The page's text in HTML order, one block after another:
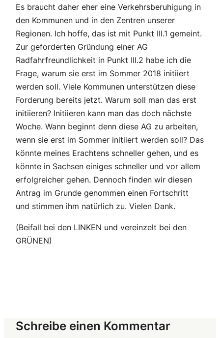
Es braucht daher eher eine Verkehrsberuhigung in
den Kommunen und in den Zentren unserer
Regionen. Ich hoffe, das ist mit Punkt III.1 gemeint.
Zur geforderten Gründung einer AG
Radfahrfreundlichkeit in Punkt III.2 habe ich die
Frage, warum sie erst im Sommer 2018 initiiert
werden soll. Viele Kommunen unterstützen diese
Forderung bereits jetzt. Warum soll man das erst
initiieren? Initiieren kann man das doch nächste
Woche. Wann beginnt denn diese AG zu arbeiten,
wenn sie erst im Sommer initiiert werden soll? Das
könnte meines Erachtens schneller gehen, und es
könnte in Sachsen einiges schneller und vor allem
erfolgreicher gehen. Dennoch finden wir diesen
Antrag im Grunde genommen einen Fortschritt
und stimmen ihm natürlich zu. Vielen Dank.
(Beifall bei den LINKEN und vereinzelt bei den
GRÜNEN)
Schreibe einen Kommentar